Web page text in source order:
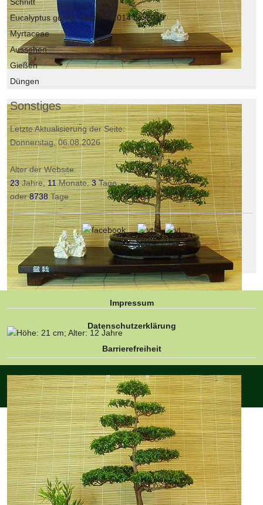
Eucalyptus gunnii 'Azura' – 2014 bis 2019
Myrtaceae
Aussehen
Gießen
Düngen
Sonstiges
Letzte Aktualisierung der Seite:
Donnerstag, 06.08.2026
Alter der Website:
23Jahre,11Monate,3Tage
oder8738Tage
Impressum
Datenschutzerklärung
Barrierefreiheit
© Die Myrte - Myrtus communis 2026 - Powered byJoomla-
Design byJoomlaplates- Titel-Logo by ChatGPT